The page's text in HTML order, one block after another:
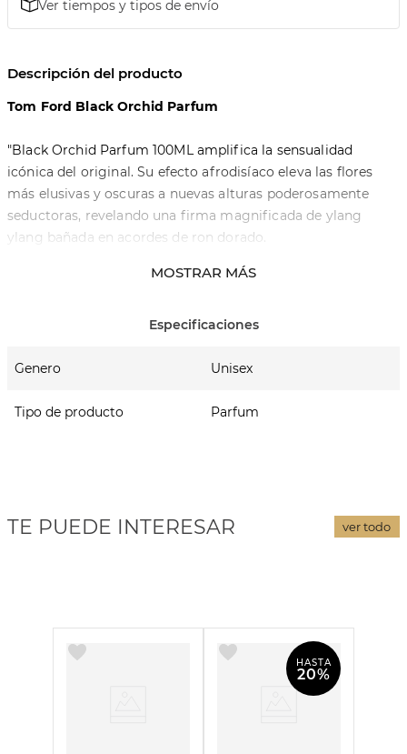
Ver tiempos y tipos de envío
Descripción del producto
Tom Ford Black Orchid Parfum
"Black Orchid Parfum 100ML amplifica la sensualidad
icónica del original. Su efecto afrodisíaco eleva las flores
más elusivas y oscuras a nuevas alturas poderosamente
seductoras, revelando una firma magnificada de ylang
ylang bañada en acordes de ron dorado.
Notas de Fondo
MOSTRAR MÁS
Genero Unisex
Tipo de producto Parfum
TE PUEDE INTERESAR ver todo
HASTA
20%